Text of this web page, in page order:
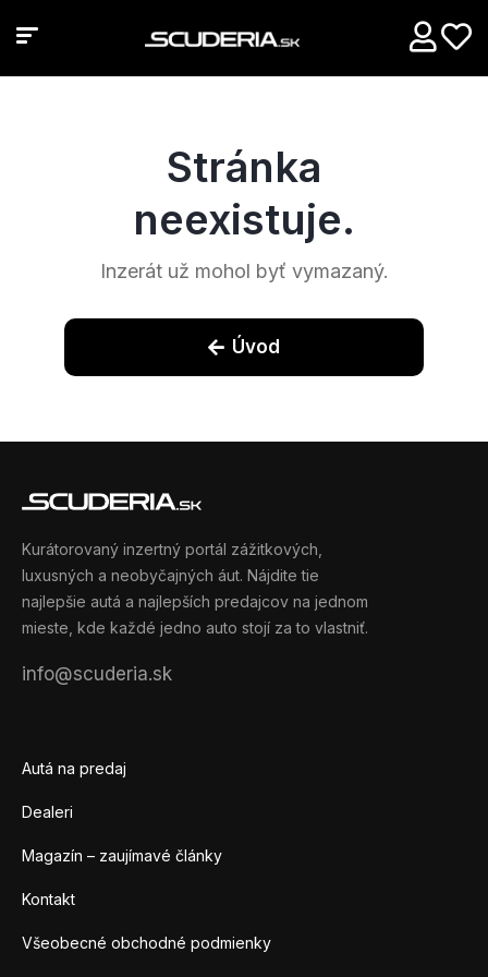
Stránka
neexistuje.
Inzerát už mohol byť vymazaný.​
Úvod
Kurátorovaný inzertný portál zážitkových,
luxusných a neobyčajných áut. Nájdite tie
najlepšie autá a najlepších predajcov na jednom
mieste, kde každé jedno auto stojí za to vlastniť.
info@scuderia.sk
Autá na predaj
Dealeri
Magazín – zaujímavé články
Kontakt
Všeobecné obchodné podmienky